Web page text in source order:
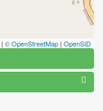
| © OpenStreetMap | OpenSID